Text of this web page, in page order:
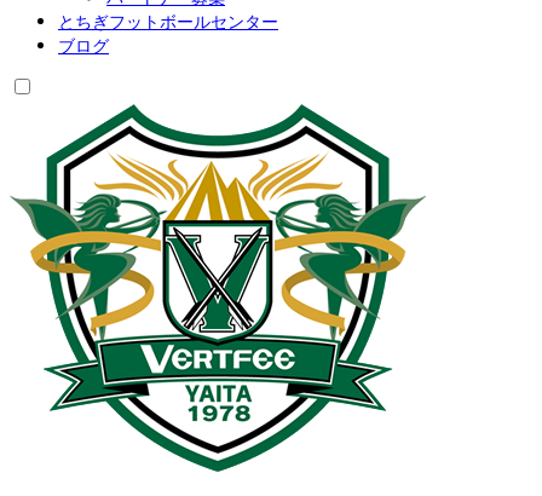
とちぎフットボールセンター
ブログ